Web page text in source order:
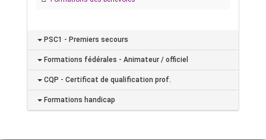
PSC1 - Premiers secours
Formations fédérales - Animateur / officiel
CQP - Certificat de qualification prof.
Formations handicap